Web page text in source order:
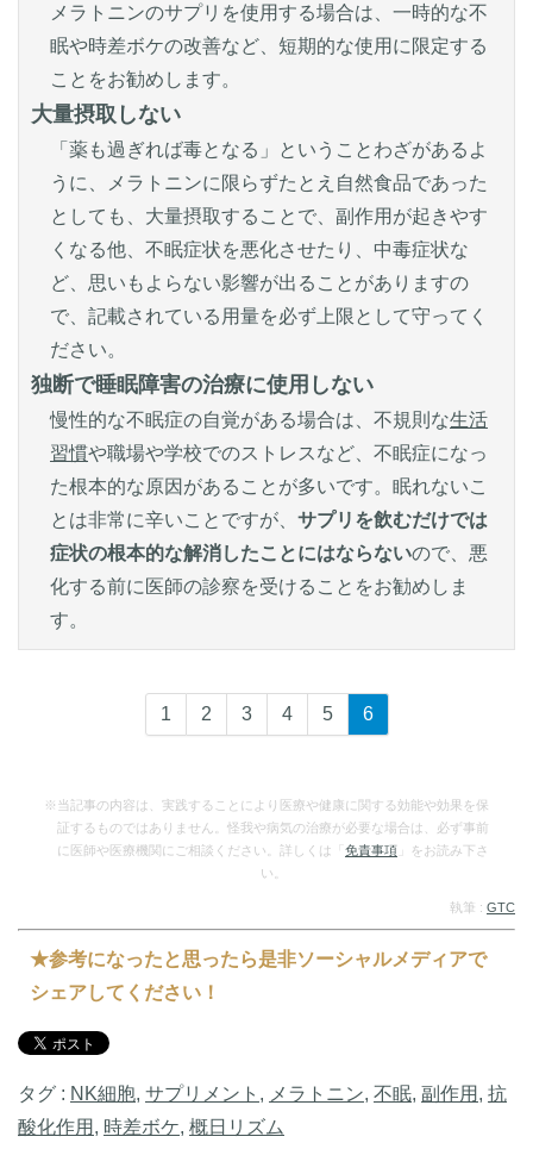
メラトニンのサプリを使用する場合は、一時的な不
眠や時差ボケの改善など、短期的な使用に限定する
ことをお勧めします。
大量摂取しない
「薬も過ぎれば毒となる」ということわざがあるよ
うに、メラトニンに限らずたとえ自然食品であった
としても、大量摂取することで、副作用が起きやす
くなる他、不眠症状を悪化させたり、中毒症状な
ど、思いもよらない影響が出ることがありますの
で、記載されている用量を必ず上限として守ってく
ださい。
独断で睡眠障害の治療に使用しない
慢性的な不眠症の自覚がある場合は、不規則な生活
習慣や職場や学校でのストレスなど、不眠症になっ
た根本的な原因があることが多いです。眠れないこ
とは非常に辛いことですが、 サプリを飲むだけでは
症状の根本的な解消したことにはならないので、悪
化する前に医師の診察を受けることをお勧めしま
す。
1 2 3 4 5 6
※当記事の内容は、実践することにより医療や健康に関する効能や効果を保
証するものではありません。怪我や病気の治療が必要な場合は、必ず事前
に医師や医療機関にご相談ください。詳しくは「 免責事項 」をお読み下さ
い。
執筆 : GTC
★参考になったと思ったら是非ソーシャルメディアで
シェアしてください！
タグ : NK細胞, サプリメント , メラトニン, 不眠, 副作用 , 抗
酸化作用 , 時差ボケ, 概日リズム